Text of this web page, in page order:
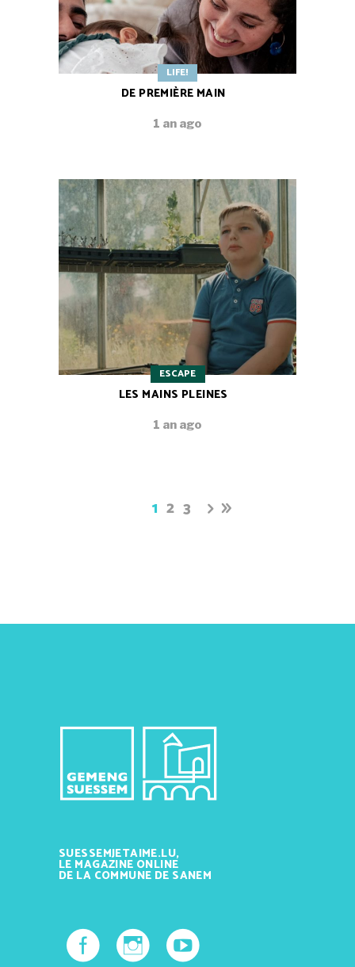
LIFE!
DE PREMIÈRE MAIN
1 an ago
ESCAPE
LES MAINS PLEINES
1 an ago
1 2 3
SUESSEMJETAIME.LU,
LE MAGAZINE ONLINE
DE LA COMMUNE DE SANEM